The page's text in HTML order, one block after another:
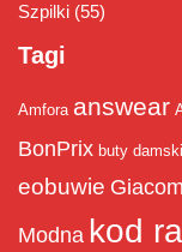
Szpilki (55)
Tagi
Amfora answear
BonPrix buty
eobuwie
Modna kod